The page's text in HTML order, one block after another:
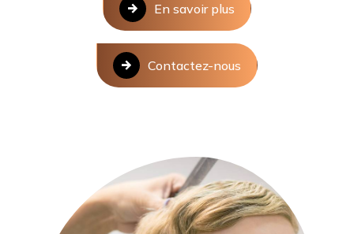
En savoir plus
Contactez-nous